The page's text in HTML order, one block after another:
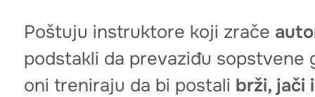
Poštuju instruktore koji zrače
podstakli da prevaziđu
oni treniraju da bi postali brži, jači